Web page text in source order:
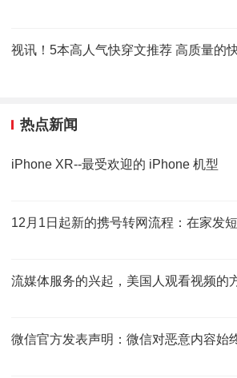
视讯！5本高人气快穿文推荐 高质量的
热点新闻
iPhone XR--最受欢迎的 iPhone 机型
12月1日起新的携号转网流程：在家发
流媒体服务的兴起，美国人观看视频的
微信官方发表声明：微信对恶意内容始